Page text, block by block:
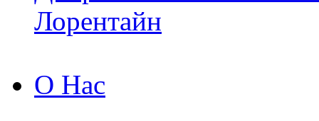
Лорентайн
О Нас